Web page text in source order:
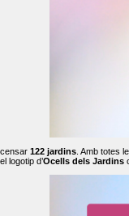
122 jardins . Amb totes
logotip d’Ocells dels Jardins